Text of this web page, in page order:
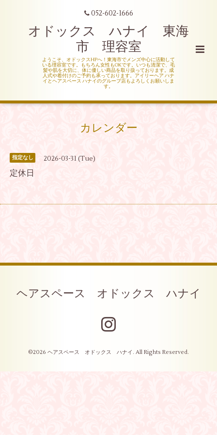
052-602-1666
オドックス ハナイ 東海
市 理容室
ようこそ、オドックスHPへ！東海市でメンズ中心に活動して
いる理容室です。もちろん女性もOKです。いつも清潔で、毛
髪や肌を大切に、体に優しい商品を取り扱っております。成
人式や着付けのご予約も承っております。アイリーヘア ハナ
イとヘアスペース ハナイのグループ店もよろしくお願いしま
す。
カレンダー
指定なし 2026-03-31 (Tue)
定休日
ヘアスペース オドックス ハナイ
©2026 ヘアスペース オドックス ハナイ . All Rights Reserved.